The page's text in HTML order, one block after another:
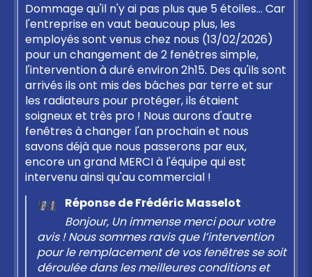
Dommage qu'il n'y ai pas plus que 5 étoiles... Car
l'entreprise en vaut beaucoup plus, les
employés sont venus chez nous (13/02/2026)
pour un changement de 2 fenêtres simple,
l'intervention à duré environ 2h15. Des qu'ils sont
arrivés ils ont mis des bâches par terre et sur
les radiateurs pour protéger, ils étaient
soigneux et très pro ! Nous aurons d'autre
fenêtres à changer l'an prochain et nous
savons déjà que nous passerons par eux,
encore un grand MERCI à l'équipe qui est
intervenu ainsi qu'au commercial !
Réponse de Frédéric Masselot
Bonjour, Un immense merci pour votre
avis ! Nous sommes ravis que l’intervention
pour le remplacement de vos fenêtres se soit
déroulée dans les meilleures conditions et